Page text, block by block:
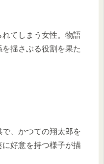
てしまう女性。物語
揺さぶる役割を果た
、かつての翔太郎を
好意を持つ様子が描